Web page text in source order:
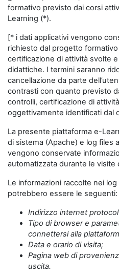
formativo previsto dai corsi
Learning (*).
[* i dati applicativi vengono
richiesto dal progetto
certificazione di attività svolte
didattiche. I termini saranno
cancellazione da parte
contrasti con quanto previsto
controlli, certificazione di
oggettivamente identificati dal
La presente piattaforma e-
di sistema (Apache) e log files
vengono conservate
automatizzata durante le visite
Le informazioni raccolte nei
potrebbero essere le seguenti:
Indirizzo internet protocol
Tipo di browser e
connettersi alla
Data e orario di visita;
Pagina web di
uscita.